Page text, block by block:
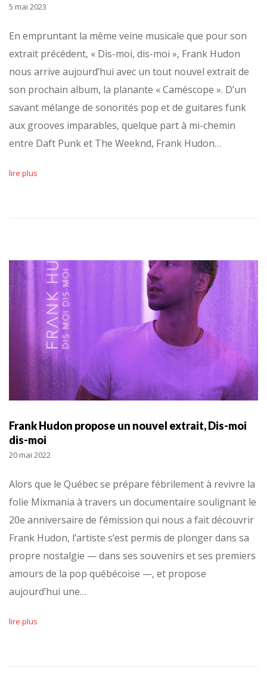
5 mai 2023
En empruntant la même veine musicale que pour son
extrait précédent, « Dis-moi, dis-moi », Frank Hudon
nous arrive aujourd’hui avec un tout nouvel extrait de
son prochain album, la planante « Caméscope ». D’un
savant mélange de sonorités pop et de guitares funk
aux grooves imparables, quelque part à mi-chemin
entre Daft Punk et The Weeknd, Frank Hudon…
lire plus
Frank Hudon propose un nouvel extrait, Dis-moi
dis-moi
20 mai 2022
Alors que le Québec se prépare fébrilement à revivre la
folie Mixmania à travers un documentaire soulignant le
20e anniversaire de l’émission qui nous a fait découvrir
Frank Hudon, l’artiste s’est permis de plonger dans sa
propre nostalgie — dans ses souvenirs et ses premiers
amours de la pop québécoise —, et propose
aujourd’hui une…
lire plus